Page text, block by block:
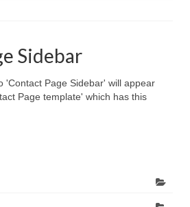
Sidebar
'Contact Page Sidebar' will appear
Page template' which has this